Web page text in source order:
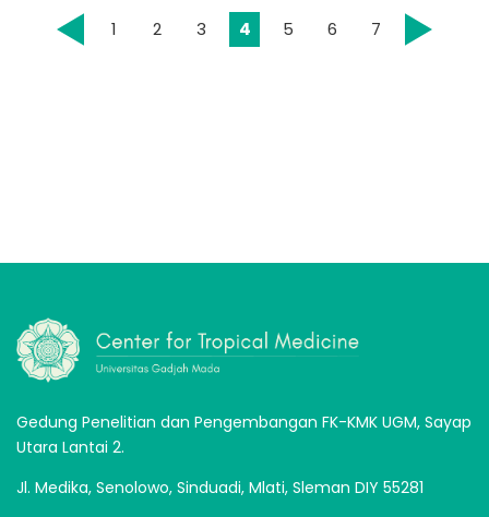
1 2 3 4 5 6 7
Gedung Penelitian dan Pengembangan FK-KMK UGM, Sayap
Utara Lantai 2.
Jl. Medika, Senolowo, Sinduadi, Mlati, Sleman DIY 55281